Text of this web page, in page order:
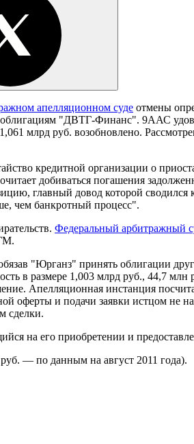
апелляционном суде отмены
облигациям "ДВТГ-Финанс". 9ААС
млрд руб. возобновлено.
кредитной организации о
добиваться погашения
главный довод которой
чем банкротный процесс".
Федеральный арбитражный
"Юрганз" принять облигации
в размере 1,003 млрд руб., 44,7 млн
Апелляционная инстанция
оферты и подачи заявки истцом не
сделки.
на его приобретении и
— по данным на август 2011 года).